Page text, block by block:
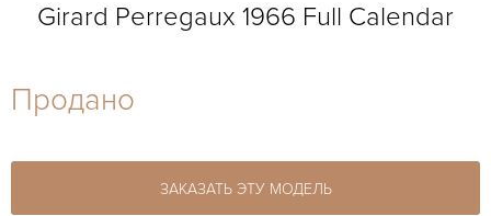
27-44
27-44
Girard Perregaux 1966 Full Calendar
Продано
ЗАКАЗАТЬ ЭТУ МОДЕЛЬ